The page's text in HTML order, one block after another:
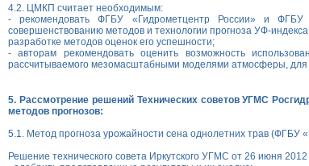
4.2. ЦМКП считает необходимым:
- рекомендовать ФГБУ «Гидрометцентр России» и
совершенствованию методов и технологии прогноза УФ-
разработке методов оценок его успешности;
- авторам рекомендовать оценить возможность
рассчитываемого мезомасштабными моделями атмосферы, для
5. Рассмотрение решений Технических советов УГМС
методов прогнозов:
5.1. Метод прогноза урожайности сена однолетних трав
Решение технического совета Иркутского УГМС от 26 июня 2012